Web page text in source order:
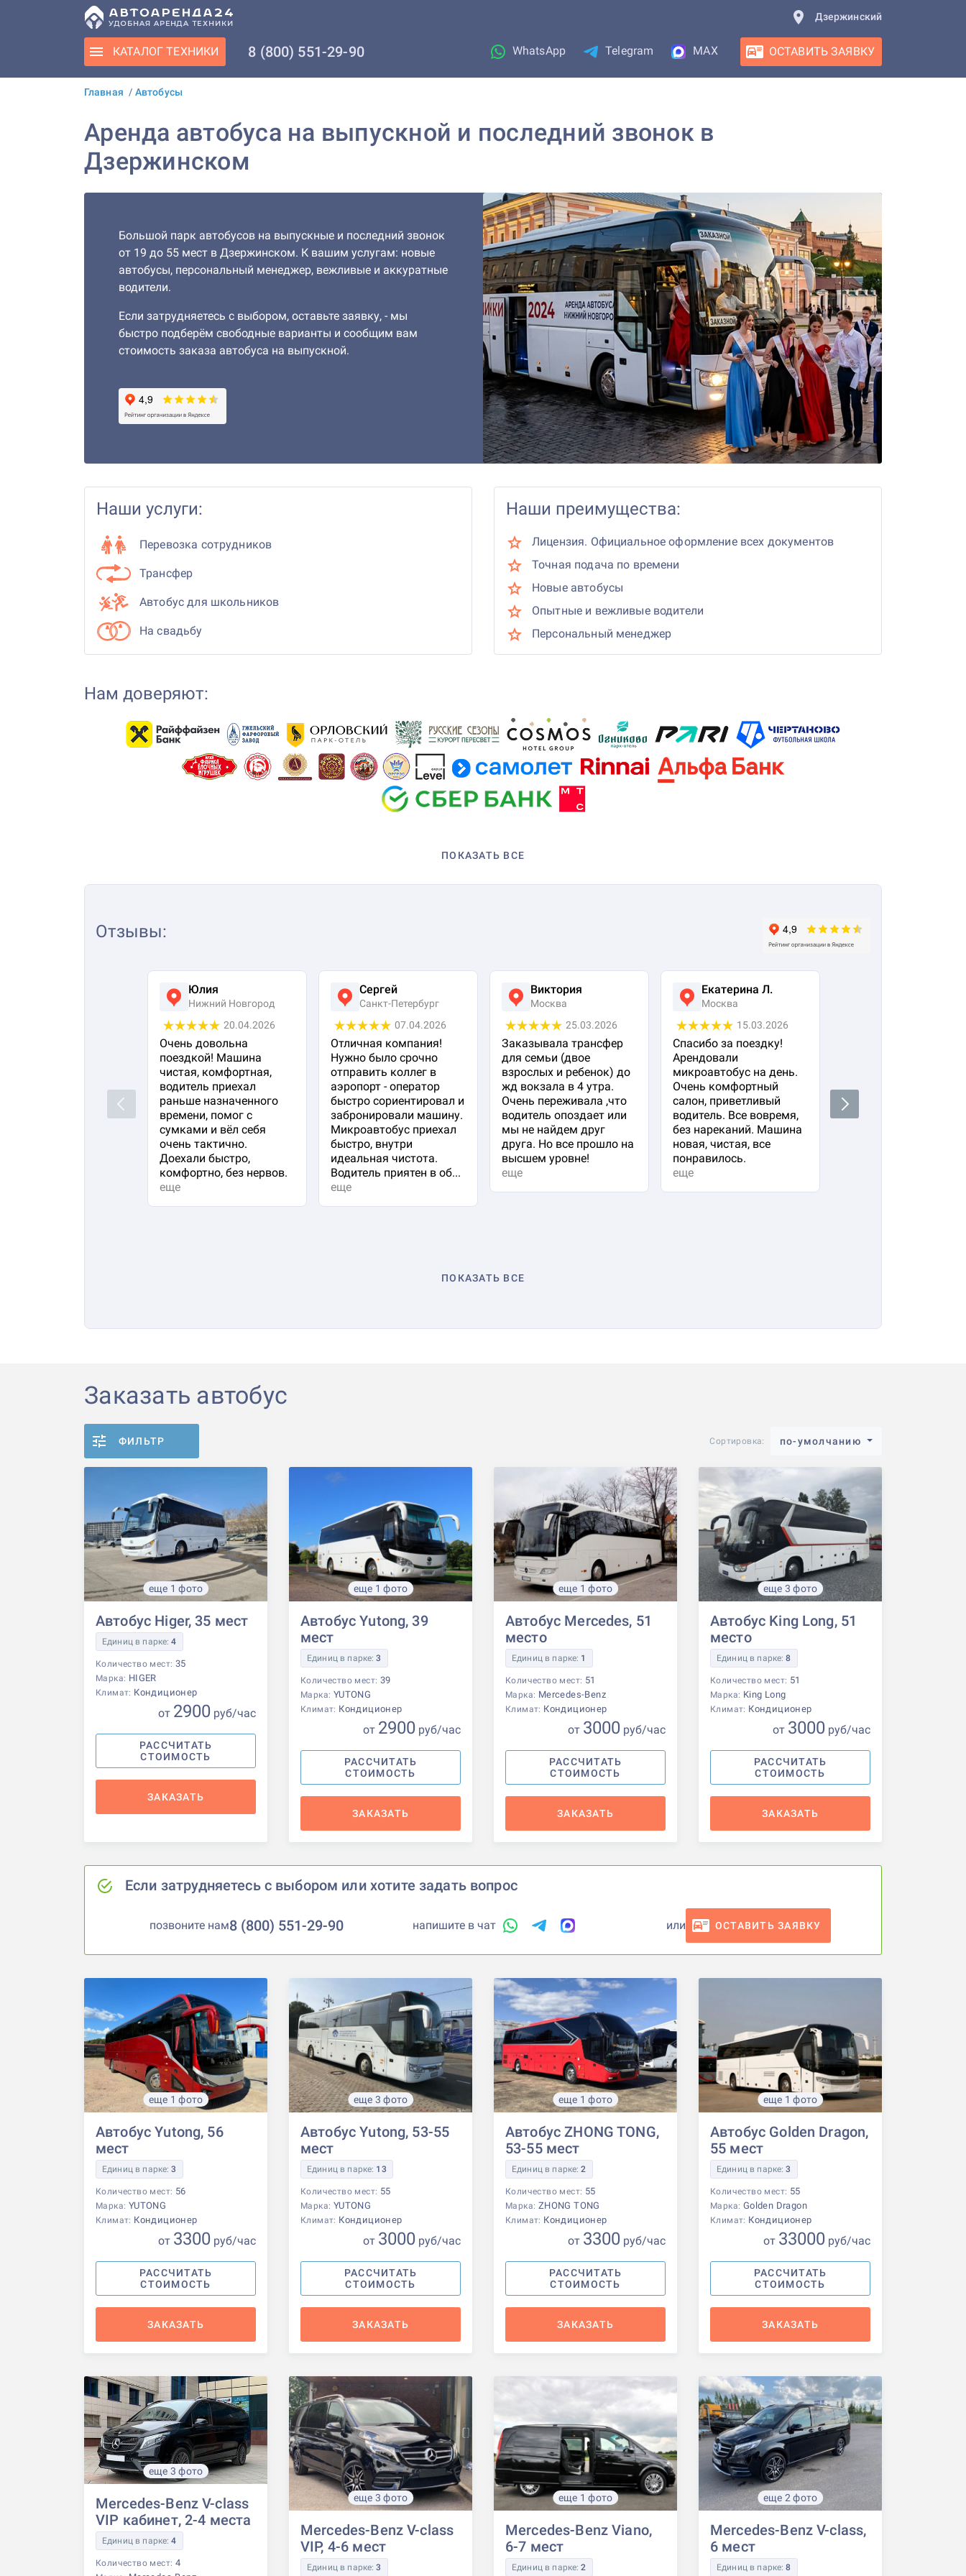
Дзержинский
КАТАЛОГ ТЕХНИКИ 8 (800) 551-29-90 WhatsApp Telegram MAX ОСТАВИТЬ ЗАЯВКУ
Главная / Автобусы
Аренда автобуса на выпускной и последний звонок в
Дзержинском
Большой парк автобусов на выпускные и последний звонок
от 19 до 55 мест в Дзержинском. К вашим услугам: новые
автобусы, персональный менеджер, вежливые и аккуратные
водители.
Если затрудняетесь с выбором, оставьте заявку, - мы
быстро подберём свободные варианты и сообщим вам
стоимость заказа автобуса на выпускной.
Наши услуги:
Перевозка сотрудников
Трансфер
Автобус для школьников
На свадьбу
Наши преимущества:
Лицензия. Официальное оформление всех документов
Точная подача по времени
Новые автобусы
Опытные и вежливые водители
Персональный менеджер
Нам доверяют:
ПОКАЗАТЬ ВСЕ
Отзывы:
Previous
Юлия
Нижний Новгород
20.04.2026
Очень довольна
поездкой! Машина
чистая, комфортная,
водитель приехал
раньше назначенного
времени, помог с
сумками и вёл себя
очень тактично.
Доехали быстро,
комфортно, без нервов.
еще
Сергей
Санкт-Петербург
07.04.2026
Отличная компания!
Нужно было срочно
отправить коллег в
аэропорт - оператор
быстро сориентировал и
забронировали машину.
Микроавтобус приехал
быстро, внутри
идеальная чистота.
Водитель приятен в об...
еще
Виктория
Москва
25.03.2026
Заказывала трансфер
для семьи (двое
взрослых и ребенок) до
жд вокзала в 4 утра.
Очень переживала ,что
водитель опоздает или
мы не найдем друг
друга. Но все прошло на
высшем уровне!
еще
Екатерина Л.
Москва
15.03.2026
Спасибо за поездку!
Арендовали
микроавтобус на день.
Очень комфортный
салон, приветливый
водитель. Все вовремя,
без нареканий. Машина
новая, чистая, все
понравилось.
еще
очень довольна!
Водитель водит очень
плавно и аккуратно,
Next
ПОКАЗАТЬ ВСЕ
Заказать автобус
ФИЛЬТР Сортировка: по-умолчанию
еще 1 фото
Автобус Higer, 35 мест
Единиц в парке:4
Количество мест: 35
Марка: HIGER
Климат: Кондиционер
от 2900 руб/час
РАССЧИТАТЬ
СТОИМОСТЬ
ЗАКАЗАТЬ
еще 1 фото
Автобус Yutong, 39
мест
Единиц в парке:3
Количество мест: 39
Марка: YUTONG
Климат: Кондиционер
от 2900 руб/час
РАССЧИТАТЬ
СТОИМОСТЬ
ЗАКАЗАТЬ
еще 1 фото
Автобус Mercedes, 51
место
Единиц в парке: 1
Количество мест: 51
Марка: Mercedes-Benz
Климат: Кондиционер
от 3000 руб/час
РАССЧИТАТЬ
СТОИМОСТЬ
ЗАКАЗАТЬ
еще 3 фото
Автобус King Long, 51
место
Единиц в парке:8
Количество мест: 51
Марка: King Long
Климат: Кондиционер
от 3000 руб/час
РАССЧИТАТЬ
СТОИМОСТЬ
ЗАКАЗАТЬ
Если затрудняетесь с выбором или хотите задать вопрос
позвоните нам8 (800) 551-29-90 напишите в чат или ОСТАВИТЬ ЗАЯВКУ
еще 1 фото
Автобус Yutong, 56
мест
Единиц в парке:3
Количество мест: 56
Марка: YUTONG
Климат: Кондиционер
от 3300 руб/час
РАССЧИТАТЬ
СТОИМОСТЬ
ЗАКАЗАТЬ
еще 3 фото
Автобус Yutong, 53-55
мест
Единиц в парке: 13
Количество мест: 55
Марка: YUTONG
Климат: Кондиционер
от 3000 руб/час
РАССЧИТАТЬ
СТОИМОСТЬ
ЗАКАЗАТЬ
еще 1 фото
Автобус ZHONG TONG,
53-55 мест
Единиц в парке:2
Количество мест: 55
Марка: ZHONG TONG
Климат: Кондиционер
от 3300 руб/час
РАССЧИТАТЬ
СТОИМОСТЬ
ЗАКАЗАТЬ
еще 1 фото
Автобус Golden Dragon,
55 мест
Единиц в парке:3
Количество мест: 55
Марка: Golden Dragon
Климат: Кондиционер
от 33000 руб/час
РАССЧИТАТЬ
СТОИМОСТЬ
ЗАКАЗАТЬ
еще 3 фото
Mercedes-Benz V-class
VIP кабинет, 2-4 места
Единиц в парке:4
Количество мест: 4
еще 3 фото
Mercedes-Benz V-class
VIP, 4-6 мест
Единиц в парке:3
еще 1 фото
Mercedes-Benz Viano,
6-7 мест
Единиц в парке:2
еще 2 фото
Mercedes-Benz V-class,
6 мест
Единиц в парке:8